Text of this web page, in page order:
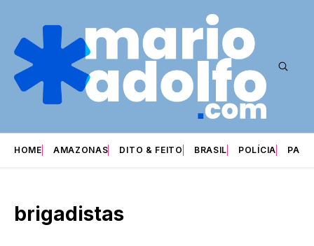
HOME AMAZONAS DITO & FEITO BRASIL POLÍCIA
brigadistas